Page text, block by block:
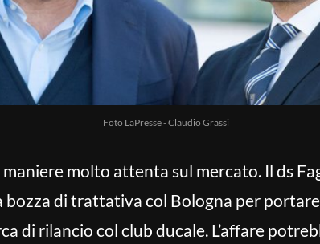
Foto LaPresse - Claudio Grassi
molto attenta sul mercato. Il ds
bozza di trattativa col Bologna per
di rilancio col club ducale. L’affare